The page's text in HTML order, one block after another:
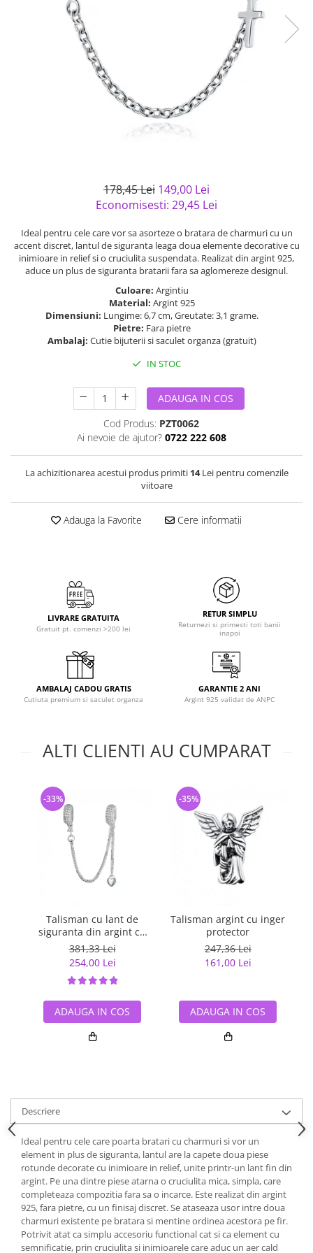
semipretioase
Bijuterii argint placat cu aur
Bijuterii argint cu diverse
Bijuterii argint cu murano
Bijuterii de Lux
Bijuterii gotice si rock
Bijuterii Handmade
Casete si cutii de bijuterii
Solutii si lavete de curatare
178,45 Lei 149,00 Lei
Economisesti: 29,45 Lei
Ideal pentru cele care vor sa asorteze o bratara de charmuri cu un
accent discret, lantul de siguranta leaga doua elemente decorative cu
inimioare in relief si o cruciulita suspendata. Realizat din argint 925,
aduce un plus de siguranta bratarii fara sa aglomereze designul.
Culoare: Argintiu
Material: Argint 925
Dimensiuni: Lungime: 6,7 cm, Greutate: 3,1 grame.
Pietre: Fara pietre
Ambalaj: Cutie bijuterii si saculet organza (gratuit)
IN STOC
ADAUGA IN COS
Cod Produs: PZT0062
Ai nevoie de ajutor? 0722 222 608
La achizitionarea acestui produs primiti 14Lei pentru comenzile
viitoare
Adauga la Favorite Cere informatii
LIVRARE GRATUITA
Gratuit pt. comenzi >200 lei
RETUR SIMPLU
Returnezi si primesti toti banii
inapoi
AMBALAJ CADOU GRATIS
Cutiuta premium si saculet organza
GARANTIE 2 ANI
Argint 925 validat de ANPC
ALTI CLIENTI AU CUMPARAT
Talisman cu lant de
siguranta din argint cu
inimioara placat cu rodiu
381,33 Lei
254,00 Lei
-33%
ADAUGA IN COS
Talisman argint cu inger
protector
247,36 Lei
161,00 Lei
-35%
ADAUGA IN COS
Descriere
Ideal pentru cele care poarta bratari cu charmuri si vor un
element in plus de siguranta, lantul are la capete doua piese
rotunde decorate cu inimioare in relief, unite printr-un lant fin din
argint. Pe una dintre piese atarna o cruciulita mica, simpla, care
completeaza compozitia fara sa o incarce. Este realizat din argint
925, fara pietre, cu un finisaj discret. Se ataseaza usor intre doua
charmuri existente pe bratara si mentine ordinea acestora pe fir.
Potrivit atat ca simplu accesoriu functional cat si ca element cu
semnificatie, prin cruciulita si inimioarele care aduc un aer cald